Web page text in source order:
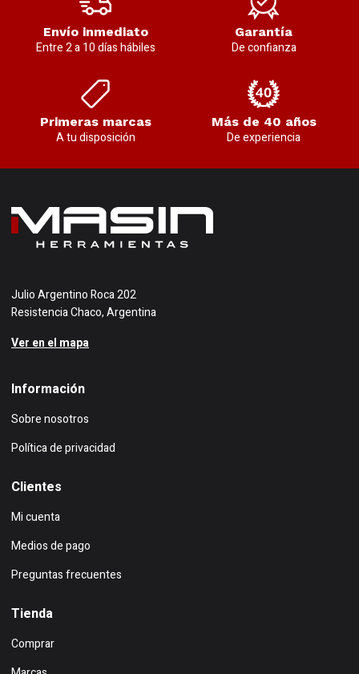
Envío inmediato
Entre 2 a 10 días hábiles
Garantía
De confianza
Primeras marcas
A tu disposición
Más de 40 años
De experiencia
Julio Argentino Roca 202
Resistencia Chaco, Argentina
Ver en el mapa
Información
Sobre nosotros
Política de privacidad
Clientes
Mi cuenta
Medios de pago
Preguntas frecuentes
Tienda
Comprar